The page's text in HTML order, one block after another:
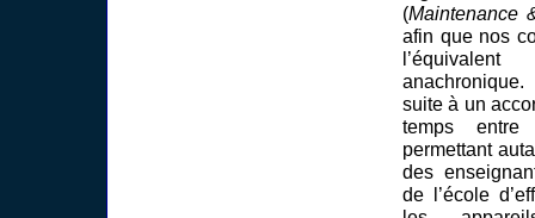
(Maintenance
afin que nos
l’équivalent
suite à un
temps entre
permettant
des
de l’école